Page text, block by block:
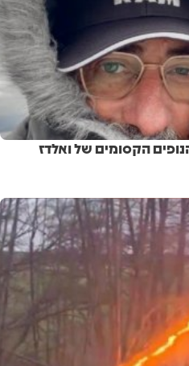
הקסומים של ואלדז